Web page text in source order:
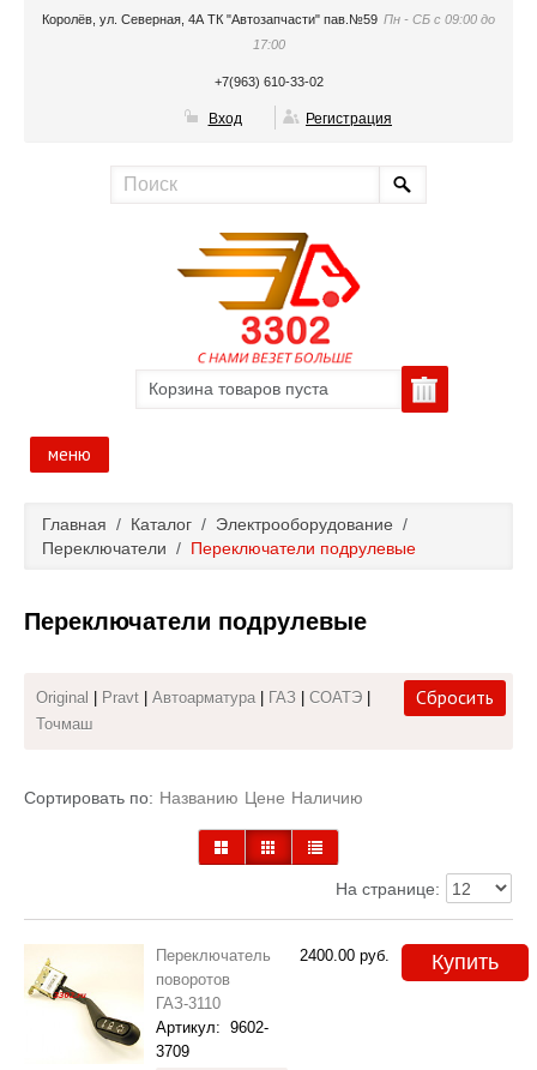
Королёв, ул. Северная, 4А ТК "Автозапчасти" пав.№59 Пн - СБ с 09:00 до
17:00
+7(963) 610-33-02
Вход Регистрация
Корзина товаров пуста
меню
Каталог
Полезные статьи
Покупка и оплата
Главная / Каталог / Электрооборудование /
Переключатели / Переключатели подрулевые
Переключатели подрулевые
Original Pravt Автоарматура ГАЗ СОАТЭ
Точмаш
Сбросить
Сортировать по: Названию Цене Наличию
На странице:
Переключатель
поворотов
ГАЗ-3110
Артикул: 9602-
3709
2400.00 руб. Купить